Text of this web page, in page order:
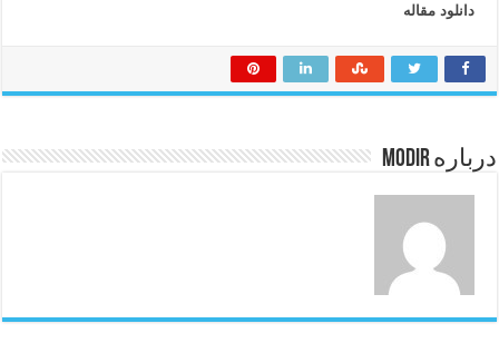
دانلود مقاله
درباره modir